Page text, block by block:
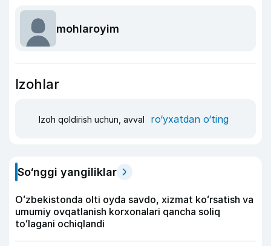
mohlaroyim
Izohlar
Izoh qoldirish uchun, avval ro‘yxatdan o‘ting
So‘nggi yangiliklar
Oʻzbekistonda olti oyda savdo, xizmat koʻrsatish va
umumiy ovqatlanish korxonalari qancha soliq
toʻlagani ochiqlandi